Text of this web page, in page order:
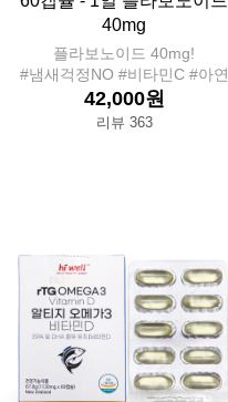
40mg
플라보노이드 40mg!
#냄새걱정NO #비타민C #아연
42,000원
리뷰 363